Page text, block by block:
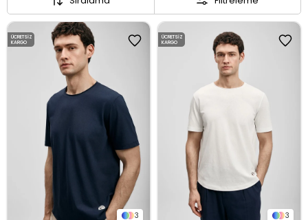
3
ÜCRETSIZ
KARGO
3
ÜCRETSIZ
KARGO